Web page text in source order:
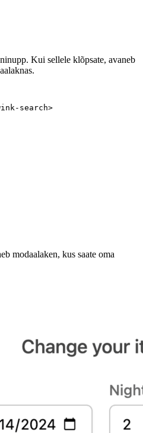
Kui sellele klõpsate, avaneb
search>
modaalaken, kus saate oma